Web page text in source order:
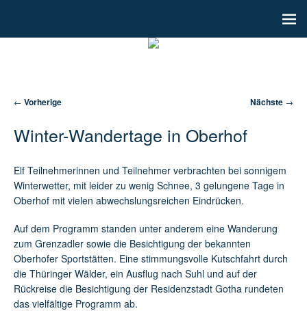
Artikelnavigation
← Vorherige Nächste →
Winter-Wandertage in Oberhof
Elf Teilnehmerinnen und Teilnehmer verbrachten bei sonnigem
Winterwetter, mit leider zu wenig Schnee, 3 gelungene Tage in
Oberhof mit vielen abwechslungsreichen Eindrücken.
Auf dem Programm standen unter anderem eine Wanderung
zum Grenzadler sowie die Besichtigung der bekannten
Oberhofer Sportstätten. Eine stimmungsvolle Kutschfahrt durch
die Thüringer Wälder, ein Ausflug nach Suhl und auf der
Rückreise die Besichtigung der Residenzstadt Gotha rundeten
das vielfältige Programm ab.